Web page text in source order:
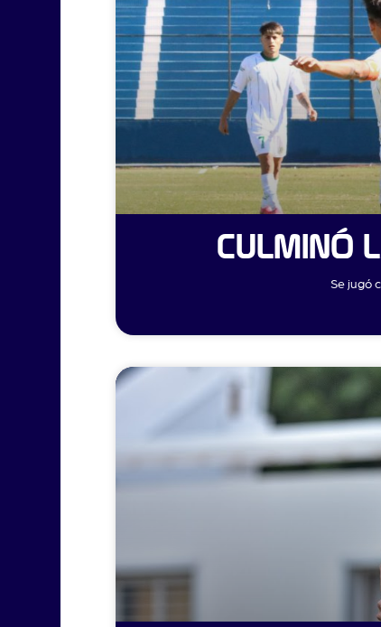
CULMINÓ
Se jugó